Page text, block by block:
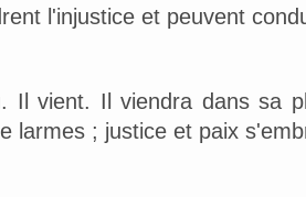
l'injustice et peuvent
Il vient. Il viendra dans sa
larmes ; justice et paix